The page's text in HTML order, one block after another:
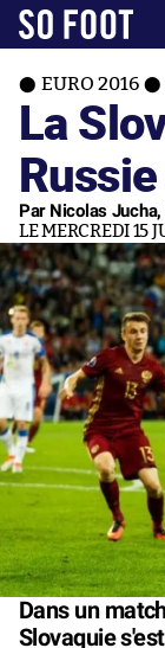
EURO 2016
La
Par Nicolas
LE MERCREDI 15
Dans un
Slovaquie